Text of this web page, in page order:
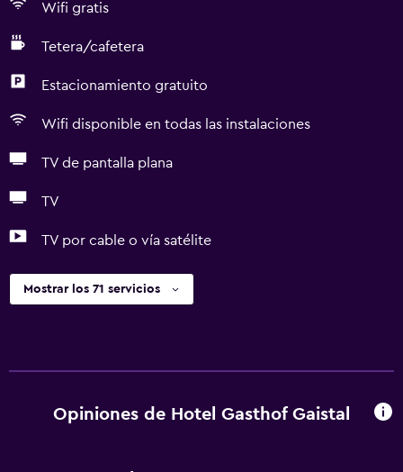
Wifi gratis
Tetera/cafetera
Estacionamiento gratuito
Wifi disponible en todas las instalaciones
TV de pantalla plana
TV
TV por cable o vía satélite
Mostrar los 71 servicios
Opiniones de Hotel Gasthof Gaistal